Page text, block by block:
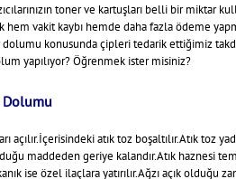
toner ve kartuşları belli bir miktar
vakit kaybı hemde daha fazla ödeme
dolumu konusunda çipleri tedarik ettiğimiz
yapılıyor? Öğrenmek ister misiniz?
Dolumu
açılır.İçerisindeki atık toz boşaltılır.Atık toz
maddeden geriye kalandır.Atık haznesi
ise özel ilaçlara yatırılır.Ağzı açık olduğu